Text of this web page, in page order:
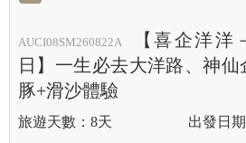
AUCI08SM260822A
【喜企洋洋
日】一生必去大洋路、神
豚+滑沙體驗
8天